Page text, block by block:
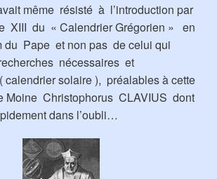
même résisté à l’introduction par
XIII du « Calendrier Grégorien » en
Pape et non pas de celui qui
nécessaires et
calendrier solaire ), préalables à cette
Moine Christophorus CLAVIUS dont
dans l’oubli…